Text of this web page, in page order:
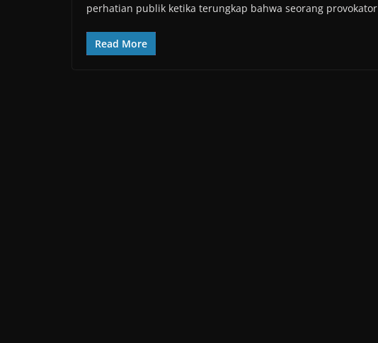
perhatian publik ketika terungkap bahwa seorang provokator
Read More